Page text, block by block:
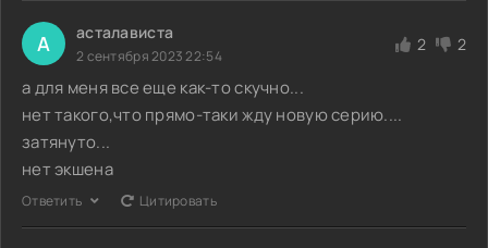
А асталависта
2 сентября 2023 22:54
2 2
а для меня все еще как-то скучно...
нет такого,что прямо-таки жду новую серию....
затянуто...
нет экшена
Ответить Цитировать